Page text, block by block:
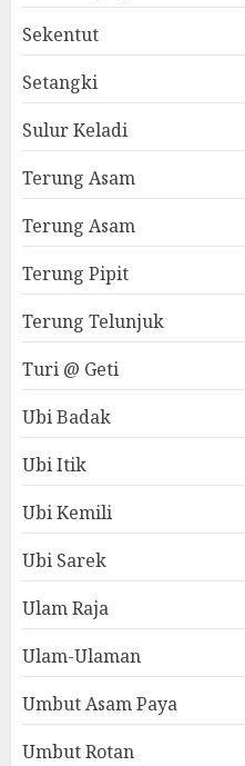
Sekentut
Setangki
Sulur Keladi
Terung Asam
Terung Asam
Terung Pipit
Terung Telunjuk
Turi @ Geti
Ubi Badak
Ubi Itik
Ubi Kemili
Ubi Sarek
Ulam Raja
Ulam-Ulaman
Umbut Asam Paya
Umbut Rotan